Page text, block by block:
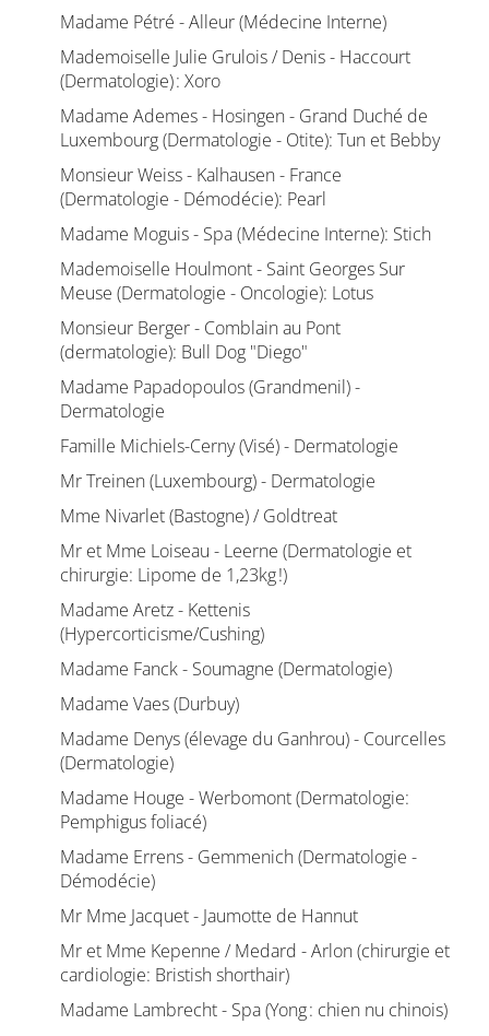
Madame Pétré - Alleur (Médecine Interne)
Mademoiselle Julie Grulois / Denis - Haccourt
(Dermatologie) : Xoro
Madame Ademes - Hosingen - Grand Duché de
Luxembourg (Dermatologie - Otite): Tun et Bebby
Monsieur Weiss - Kalhausen - France
(Dermatologie - Démodécie): Pearl
Madame Moguis - Spa (Médecine Interne): Stich
Mademoiselle Houlmont - Saint Georges Sur
Meuse (Dermatologie - Oncologie): Lotus
Monsieur Berger - Comblain au Pont
(dermatologie): Bull Dog "Diego"
Madame Papadopoulos (Grandmenil) -
Dermatologie
Famille Michiels-Cerny (Visé) - Dermatologie
Mr Treinen (Luxembourg) - Dermatologie
Mme Nivarlet (Bastogne) / Goldtreat
Mr et Mme Loiseau - Leerne (Dermatologie et
chirurgie: Lipome de 1,23kg !)
Madame Aretz - Kettenis
(Hypercorticisme/Cushing)
Madame Fanck - Soumagne (Dermatologie)
Madame Vaes (Durbuy)
Madame Denys (élevage du Ganhrou) - Courcelles
(Dermatologie)
Madame Houge - Werbomont (Dermatologie:
Pemphigus foliacé)
Madame Errens - Gemmenich (Dermatologie -
Démodécie)
Mr Mme Jacquet - Jaumotte de Hannut
Mr et Mme Kepenne / Medard - Arlon (chirurgie et
cardiologie: Bristish shorthair)
Madame Lambrecht - Spa (Yong : chien nu chinois)